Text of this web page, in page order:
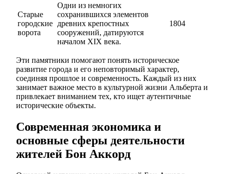
Старые
городские
ворота
Одни из немногих
сохранившихся элементов
древних крепостных
сооружений, датируются
началом XIX века.
1804
Эти памятники помогают понять историческое
развитие города и его неповторимый характер,
соединяя прошлое и современность. Каждый из них
занимает важное место в культурной жизни Альберта и
привлекает вниманием тех, кто ищет аутентичные
исторические объекты.
Современная экономика и
основные сферы деятельности
жителей Бон Аккорд